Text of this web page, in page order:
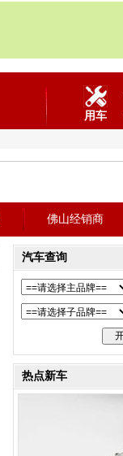
用车
佛山经销商
汽车查询
热点新车